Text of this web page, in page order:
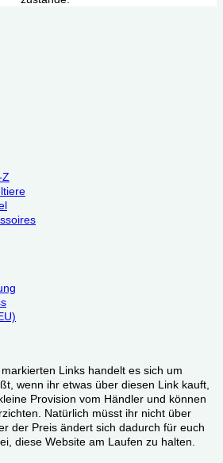
Z
Links handelt es sich um
wenn ihr etwas über diesen Link kauft,
Provision vom Händler und können
Natürlich müsst ihr nicht über
der Preis ändert sich dadurch für euch
diese Website am Laufen zu halten.